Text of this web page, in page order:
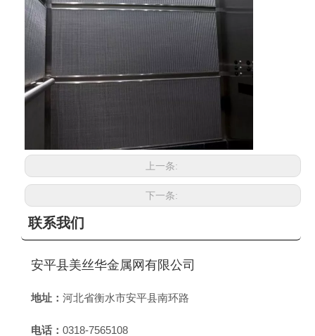
上一条:
下一条:
联系我们
安平县美丝华金属网有限公司
地址： 河北省衡水市安平县南环路
电话： 0318-7565108